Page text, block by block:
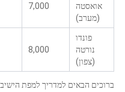
אואסטה
(מערב)
7,000
פונדו
נורטה
(צפון)
8,000
ברוכים הבאים למדריך למפת